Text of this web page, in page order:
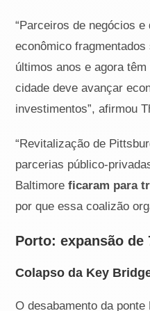
“Parceiros de negócios
econômico
últimos anos e agora têm
cidade deve avançar
investimentos”, afirmou
“Revitalização de
parcerias público-
Baltimoreficaram para
por que essa coalizão
Porto: expansão de
Colapso da Key
O desabamento da